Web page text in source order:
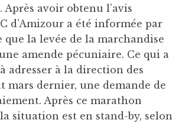
avoir obtenu l’avis
d’Amizour a été informée par
la levée de la marchandise
amende pécuniaire. Ce qui a
adresser à la direction des
mars dernier, une demande de
Après ce marathon
situation est en stand-by, selon